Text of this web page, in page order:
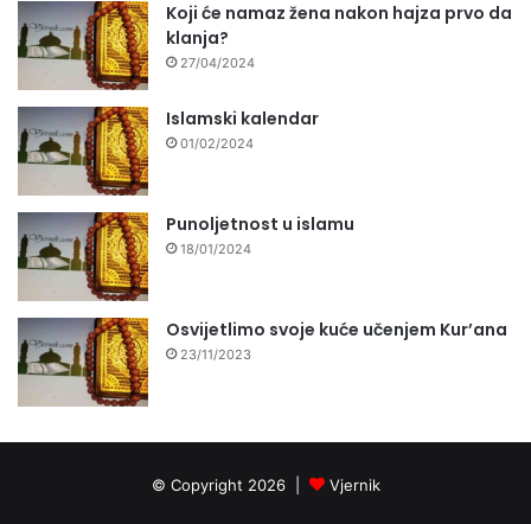
Koji će namaz žena nakon hajza prvo da
klanja?
27/04/2024
Islamski kalendar
01/02/2024
Punoljetnost u islamu
18/01/2024
Osvijetlimo svoje kuće učenjem Kur’ana
23/11/2023
© Copyright 2026 | Vjernik